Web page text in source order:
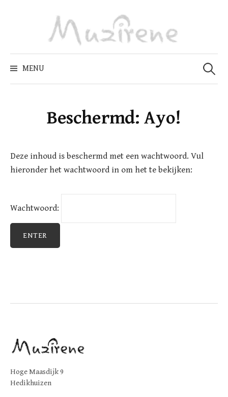
MENU
Zoeken
naar:
Beschermd: Ayo!
Deze inhoud is beschermd met een wachtwoord. Vul
hieronder het wachtwoord in om het te bekijken:
Wachtwoord:
Hoge Maasdijk 9
Hedikhuizen